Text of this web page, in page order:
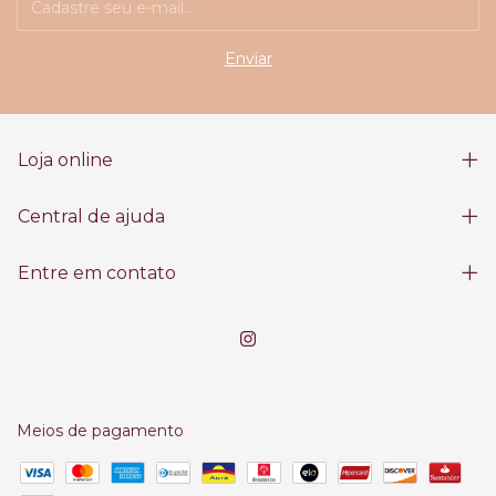
Loja online
Central de ajuda
Entre em contato
Meios de pagamento